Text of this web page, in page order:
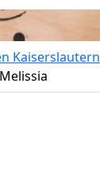
Kaiserslautern